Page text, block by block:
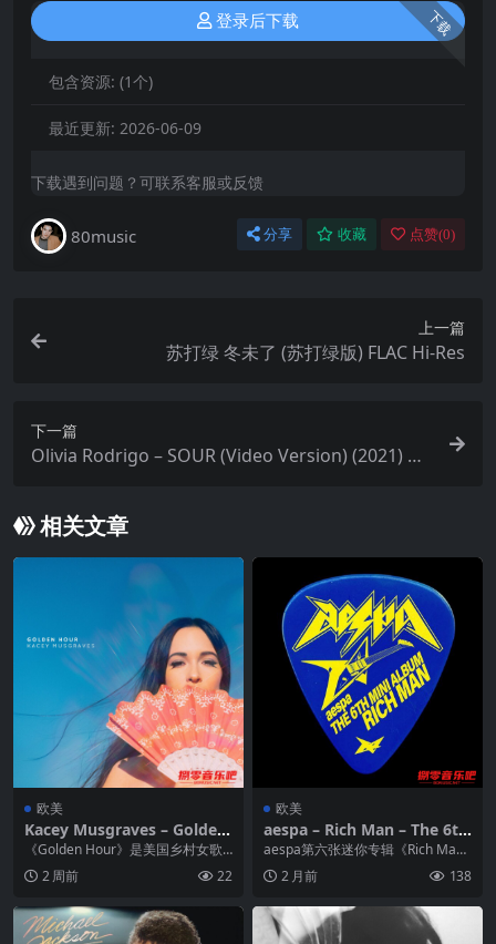
下载
登录后下载
包含资源: (1个)
最近更新: 2026-06-09
下载遇到问题？可联系客服或反馈
80music 分享 收藏 点赞(0)
上一篇
苏打绿 冬未了 (苏打绿版) FLAC Hi-Res
下一篇
Olivia Rodrigo – SOUR (Video Version) (2021) AL
相关文章
欧美
Kacey Musgraves – Golden
Hour (2018) ALAC 24bit 96
kHz
《Golden Hour》是美国乡村女歌
手Kacey Musgraves的第四张...
2 周前 22
欧美
aespa – Rich Man – The 6th
Mini Album (GENIE) 2025 F
LAC 24bit 96kHz
aespa第六张迷你专辑《Rich Ma
n》已于2025年9月5日发行，主打
曲为...2 月前 138